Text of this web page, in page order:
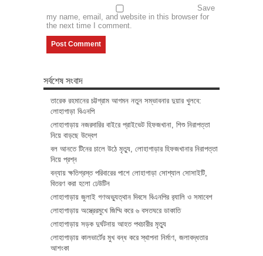
Save
my name, email, and website in this browser for
the next time I comment.
সর্বশেষ সংবাদ
তারেক রহমানের চট্টগ্রাম আগমন নতুন সম্ভাবনার দুয়ার খুলবে:
লোহাগাড়া বিএনপি
লোহাগাড়ায় নজরদারির বাইরে প্রাইভেট হিফজখানা, শিশু নিরাপত্তা
নিয়ে বাড়ছে উদ্বেগ
বল আনতে টিনের চালে উঠে মৃত্যু, লোহাগাড়ার হিফজখানার নিরাপত্তা
নিয়ে প্রশ্ন
বন্যায় ক্ষতিগ্রস্ত পরিবারের পাশে লোহাগাড়া সোশ্যাল সোসাইটি,
বিতরণ করা হলো ঢেউটিন
লোহাগাড়ায় জুলাই গণঅভ্যুত্থান দিবসে বিএনপির র‌্যালি ও সমাবেশ
লোহাগাড়ায় অস্ত্রেরমুখে জিম্মি করে ৬ বসতঘরে ডাকাতি
লোহাগাড়ায় সড়ক দুর্ঘটনায় আহত পথচারীর মৃত্যু
লোহাগাড়ায় কালভার্টের মুখ বন্ধ করে স্থাপনা নির্মাণ, জলাবদ্ধতার
আশংকা